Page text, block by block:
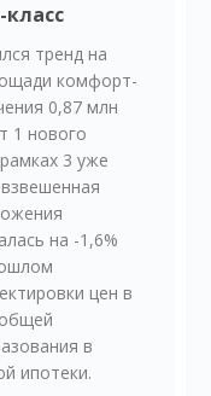
тренд на
комфорт-
0,87 млн
1 нового
3 уже
на -1,6%
цен в
в
ипотеки.